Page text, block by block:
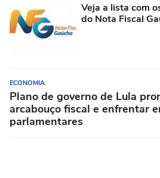
Veja a lista com
do Nota Fiscal
ECONOMIA
Plano de governo de Lula
arcabouço fiscal e enfrentar
parlamentares